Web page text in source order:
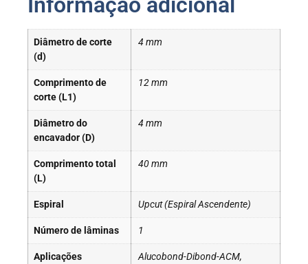
Diâmetro de corte
(d)
4 mm
Comprimento de
corte (L1)
12 mm
Diâmetro do
encavador (D)
4 mm
Comprimento total
(L)
40 mm
Espiral Upcut (Espiral Ascendente)
Número de lâminas 1
Aplicações
Alucobond-Dibond-ACM,